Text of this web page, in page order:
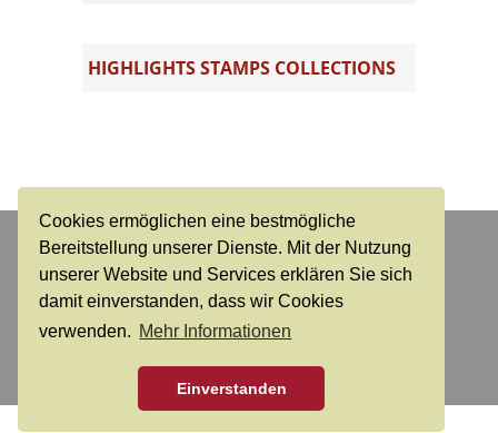
Cookies ermöglichen eine bestmögliche
Bereitstellung unserer Dienste. Mit der Nutzung
unserer Website und Services erklären Sie sich
damit einverstanden, dass wir Cookies
verwenden. Mehr Informationen
Einverstanden
HIGHLIGHTS STAMPS COLLECTIONS
Dr. Reinhard Fischer
Auktions- und Handelshaus für Briefmarken und
Münzen e. K.
Login Contact
Conditions of sale
Live-Bidding
About us Privacy